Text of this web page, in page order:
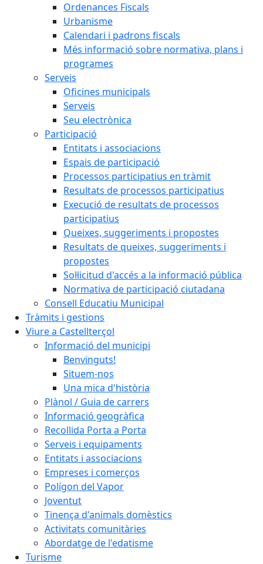
Ordenances Fiscals
Urbanisme
Calendari i padrons fiscals
Més informació sobre normativa, plans i
programes
Serveis
Oficines municipals
Serveis
Seu electrònica
Participació
Entitats i associacions
Espais de participació
Processos participatius en tràmit
Resultats de processos participatius
Execució de resultats de processos
participatius
Queixes, suggeriments i propostes
Resultats de queixes, suggeriments i
propostes
Sol·licitud d'accés a la informació pública
Normativa de participació ciutadana
Consell Educatiu Municipal
Tràmits i gestions
Viure a Castellterçol
Informació del municipi
Benvinguts!
Situem-nos
Una mica d'història
Plànol / Guia de carrers
Informació geogràfica
Recollida Porta a Porta
Serveis i equipaments
Entitats i associacions
Empreses i comerços
Polígon del Vapor
Joventut
Tinença d'animals domèstics
Activitats comunitàries
Abordatge de l'edatisme
Turisme